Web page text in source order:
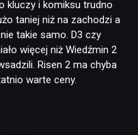
kluczy i komiksu trudno
taniej niż na zachodzi a
takie samo. D3 czy
więcej niż Wiedźmin 2
Risen 2 ma chyba
warte ceny.